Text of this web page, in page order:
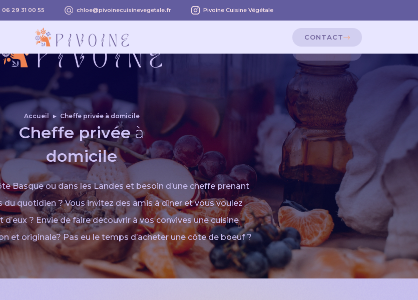
06 29 31 00 55 chloe@pivoinecuisinevegetale.fr Pivoine Cuisine Végétale
CONTACT
Accueil ▸ Cheffe privée à domicile
Cheffe privéeà
domicile
Basque ou dans les Landes et besoin d’une cheffe prenant
du quotidien ? Vous invitez des amis à dîner et vous voulez
? Envie de faire découvrir à vos convives une cuisine
et originale? Pas eu le temps d’acheter une côte de boeuf ?